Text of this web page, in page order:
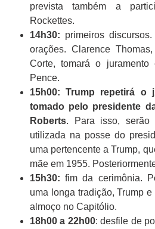
prevista também a
Rockettes.
14h30: primeiros
orações. Clarence
Corte, tomará o juramento
Pence.
15h00: Trump repetirá o
tomado pelo presidente
Roberts. Para isso, serão
utilizada na posse do
uma pertencente a Trump,
mãe em 1955.
15h30: fim da cerimônia.
uma longa tradição, Trump
almoço no Capitólio.
18h00 a 22h00: desfile de